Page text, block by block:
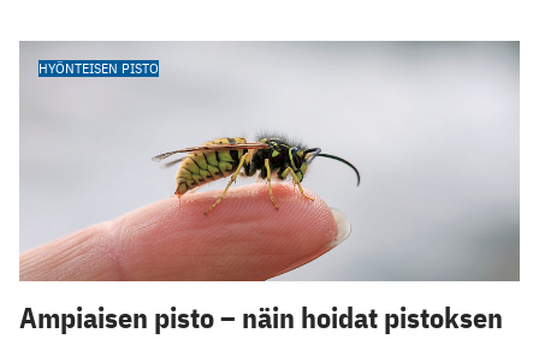
HYÖNTEISEN PISTO
Ampiaisen pisto – näin hoidat pistoksen